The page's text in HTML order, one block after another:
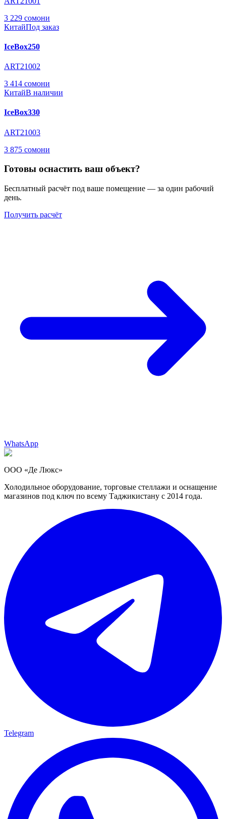
3 229 сомони
КитайПод заказ
IceBox250
ART21002
3 414 сомони
КитайВ наличии
IceBox330
ART21003
3 875 сомони
Готовы оснастить ваш объект?
Бесплатный расчёт под ваше помещение — за один рабочий
день.
Получить расчёт
WhatsApp
ООО «Де Люкс»
Холодильное оборудование, торговые стеллажи и оснащение
магазинов под ключ по всему Таджикистану с 2014 года.
Telegram